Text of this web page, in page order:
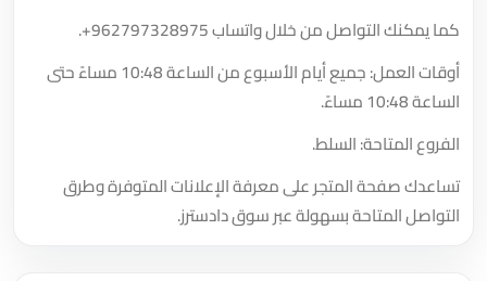
كما يمكنك التواصل من خلال واتساب+962797328975
.
أوقات العمل: جميع أيام الأسبوع من الساعة 10:48 مساءً حتى
الساعة 10:48 مساءً.
الفروع المتاحة: السلط.
تساعدك صفحة المتجر على معرفة الإعلانات المتوفرة وطرق
التواصل المتاحة بسهولة عبر سوق دادسترز.